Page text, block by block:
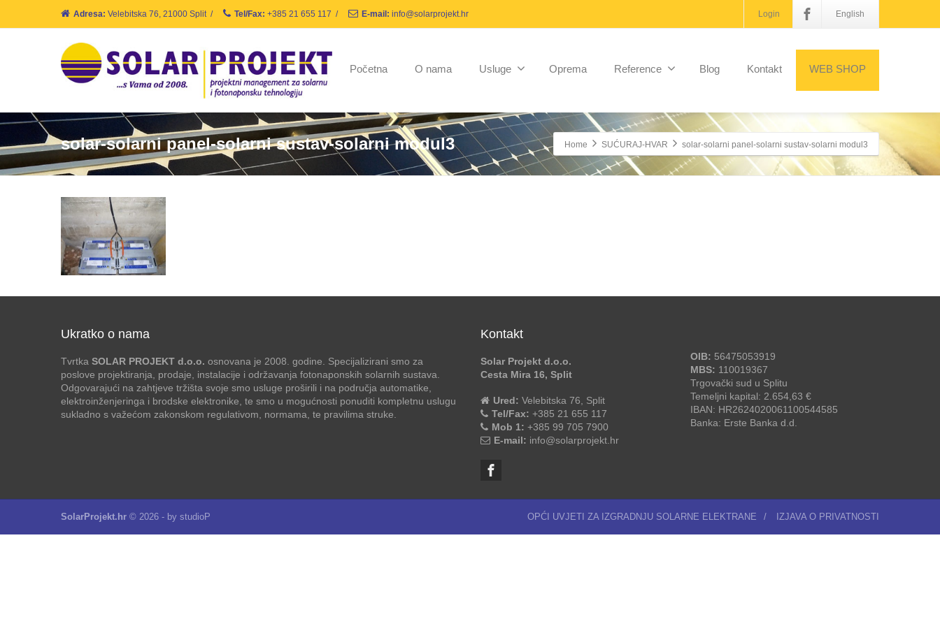
Adresa: Velebitska 76, 21000 Split / Tel/Fax: +385 21 655 117 / E-mail: info@solarprojekt.hr Login English
Početna O nama Usluge Oprema Reference Blog Kontakt WEB SHOP
solar-solarni panel-solarni sustav-solarni modul3 Home SUĆURAJ-HVAR solar-solarni panel-solarni sustav-solarni modul3
Ukratko o nama
Tvrtka SOLAR PROJEKT d.o.o. osnovana je 2008. godine. Specijalizirani smo za
poslove projektiranja, prodaje, instalacije i održavanja fotonaponskih solarnih sustava.
Odgovarajući na zahtjeve tržišta svoje smo usluge proširili i na područja automatike,
elektroinženjeringa i brodske elektronike, te smo u mogućnosti ponuditi kompletnu uslugu
sukladno s važećom zakonskom regulativom, normama, te pravilima struke.
Kontakt
Solar Projekt d.o.o.
Cesta Mira 16, Split
Ured: Velebitska 76, Split
Tel/Fax: +385 21 655 117
Mob 1: +385 99 705 7900
E-mail: info@solarprojekt.hr
OIB: 56475053919
MBS: 110019367
Trgovački sud u Splitu
Temeljni kapital: 2.654,63 €
IBAN: HR2624020061100544585
Banka: Erste Banka d.d.
SolarProjekt.hr © 2026 - by studioP OPĆI UVJETI ZA IZGRADNJU SOLARNE ELEKTRANE / IZJAVA O PRIVATNOSTI